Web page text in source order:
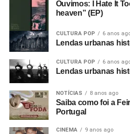
aeroporto e depois quando ele
costumava ir lá assistir bandas e o
empresariando uma banda
estava começando como cineasta
filmando em 8mm.
E começamos um filme que não
The Panik na última noite do
escuro e a filmagem ficou
lado. Aí o Rob me ligou e disse:
uma banda nova chamada
queria ir vê-los no The Factory”.
Ouvimos: I Hate It
heaven” (EP)
CULTURA POP 6 anos
Lendas urbanas
CULTURA POP 6 anos
Lendas urbanas
NOTÍCIAS 8 anos ago
Saiba como foi a
Portugal
CINEMA 9 anos ago